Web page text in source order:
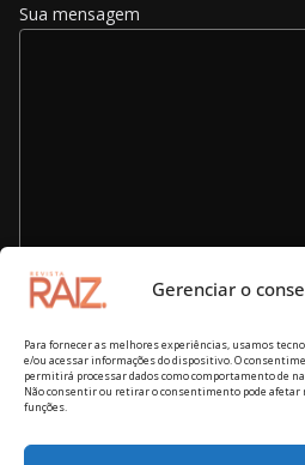
Gerenciar o
Para fornecer as melhores experiências, usamos
e/ou acessar informações do dispositivo. O
permitirá processar dados como comportamento de
Não consentir ou retirar o consentimento pode
funções.
Sua mensagem